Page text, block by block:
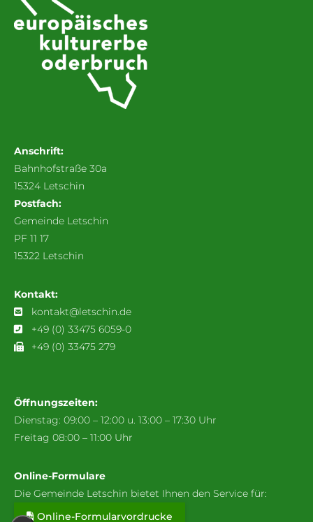
Anschrift:
Bahnhofstraße 30a
15324 Letschin
Postfach:
Gemeinde Letschin
PF 11 17
15322 Letschin
Kontakt:
kontakt@letschin.de
+49 (0) 33475 6059-0
+49 (0) 33475 279
Öffnungszeiten:
Dienstag: 09:00 – 12:00 u. 13:00 – 17:30 Uhr
Freitag 08:00 – 11:00 Uhr
Online-Formulare
Die Gemeinde Letschin bietet Ihnen den Service für:
Online-Formularvordrucke